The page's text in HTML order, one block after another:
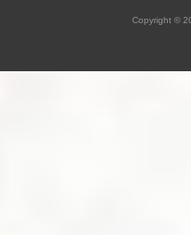
Copyright ©